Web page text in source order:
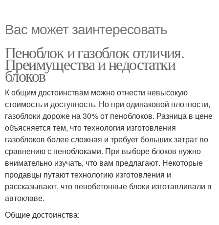
Вас может заинтересовать
Пеноблок и газоблок отличия.
Преимущества и недостатки
блоков
К общим достоинствам можно отнести невысокую
стоимость и доступность. Но при одинаковой плотности,
газоблоки дороже на 30% от пеноблоков. Разница в цене
объясняется тем, что технология изготовления
газоблоков более сложная и требует больших затрат по
сравнению с пеноблоками. При выборе блоков нужно
внимательно изучать, что вам предлагают. Некоторые
продавцы путают технологию изготовления и
рассказывают, что пенобетонные блоки изготавливали в
автоклаве.
Общие достоинства: